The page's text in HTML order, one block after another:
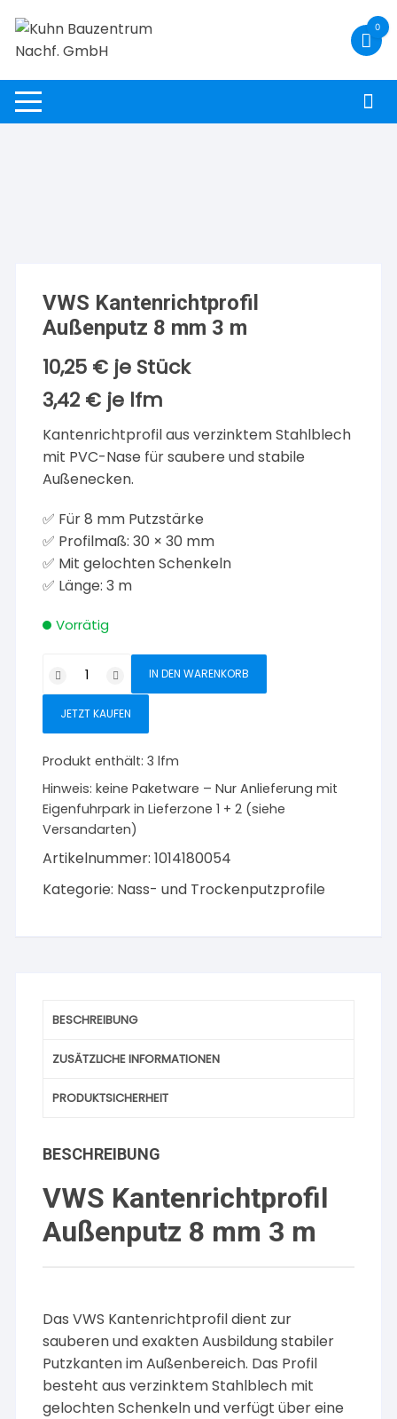
Inhalt
springen
0
VWS Kantenrichtprofil
Außenputz 8 mm 3 m
10,25 € je Stück
3,42 € je lfm
Kantenrichtprofil aus verzinktem Stahlblech
mit PVC-Nase für saubere und stabile
Außenecken.
✅ Für 8 mm Putzstärke
✅ Profilmaß: 30 × 30 mm
✅ Mit gelochten Schenkeln
✅ Länge: 3 m
Vorrätig
Kantenrichtprofil
Außenputz
3
m
Menge
IN DEN WARENKORB
JETZT KAUFEN
Produkt enthält: 3lfm
Hinweis:keine Paketware – Nur Anlieferung mit
Eigenfuhrpark in Lieferzone 1 + 2 (siehe
Versandarten)
Artikelnummer:1014180054
Kategorie: Nass- und Trockenputzprofile
BESCHREIBUNG
ZUSÄTZLICHE INFORMATIONEN
PRODUKTSICHERHEIT
BESCHREIBUNG
VWS Kantenrichtprofil
Außenputz 8 mm 3 m
Das VWS Kantenrichtprofil dient zur
sauberen und exakten Ausbildung stabiler
Putzkanten im Außenbereich. Das Profil
besteht aus verzinktem Stahlblech mit
gelochten Schenkeln und verfügt über eine